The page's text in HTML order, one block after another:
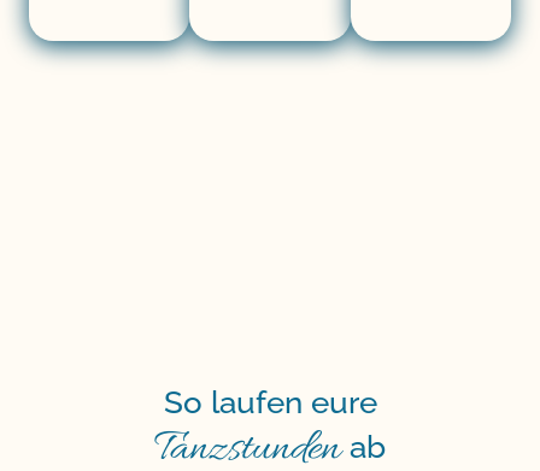
So laufen eure
Tanzstundenab